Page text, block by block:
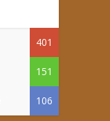
401
151
106